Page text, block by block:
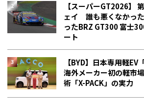
【スーパーGT2026】
ェイ 誰も悪くなかっ
った――BRZ GT300 富士
ート
【BYD】日本専用軽
海外メーカー初の軽市
術「X-PACK」の実力